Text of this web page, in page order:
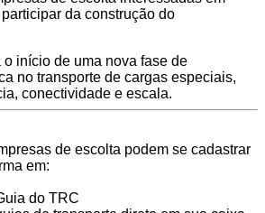
da construção do
início de uma nova fase de
no transporte de cargas especiais,
conectividade e escala.
de escolta podem se cadastrar
em:
do TRC